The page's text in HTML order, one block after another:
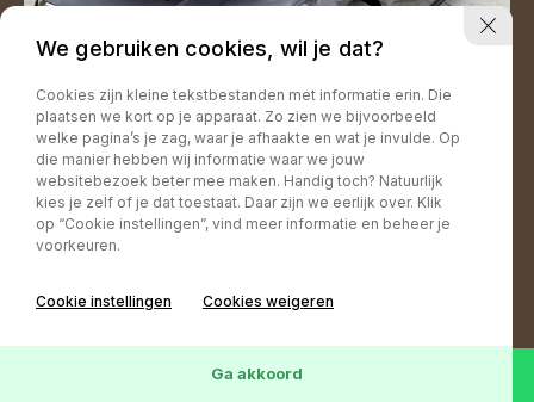
Audi A4
174.989 km
Verkocht
We gebruiken cookies, wil je dat?
Cookies zijn kleine tekstbestanden met informatie erin. Die
plaatsen we kort op je apparaat. Zo zien we bijvoorbeeld
welke pagina’s je zag, waar je afhaakte en wat je invulde. Op
die manier hebben wij informatie waar we jouw
websitebezoek beter mee maken. Handig toch? Natuurlijk
kies je zelf of je dat toestaat. Daar zijn we eerlijk over. Klik
op “Cookie instellingen”, vind meer informatie en beheer je
voorkeuren.
Cookie instellingen Cookies weigeren
Ga akkoord